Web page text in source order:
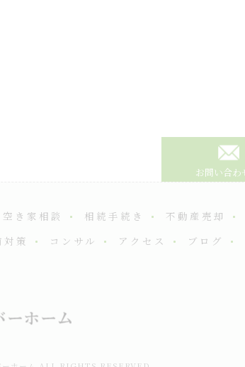
お問い合わ
空き家相談 相続手続き 不動産売却
対策 コンサル アクセス ブログ